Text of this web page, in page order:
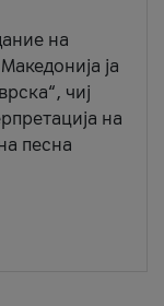
на
ја
чиј
на
песна